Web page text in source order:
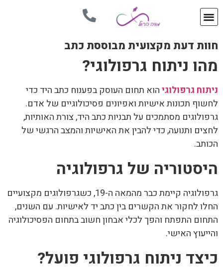
חוות דעת מקצועית מבוססת כתב
מהו ניתוח גרפולוגי?
ניתוח גרפולוגיהוא תחום העוסק בפענוח כתב היד כדי
לחשוף תכונות אישיות ואפיונים פסיכולוגיים של אדם.
גרפולוגים מסתמכים על תבניות כתב היד, צורת האותיות,
לחצים ותנועה, כדי להבין את האישיות והמצב הרגשי של
הכותב.
היסטוריה של גרפולוגיה
גרפולוגיה
קיימת כבר מהמאה ה-19, כשגרפולוגים מקצועיים
החלו לחקור את הקשרים בין כתב יד לאישיות. עם השנים,
התחום התפתח והפך לכלי אבחון חשוב בתחום הפסיכולוגיה
והייעוץ האישי.
כיצד ניתוח גרפולוגי פועל?